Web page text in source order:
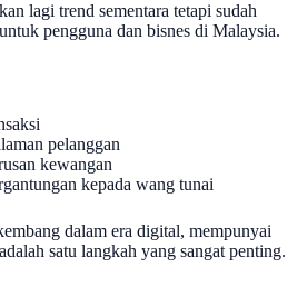
lagi trend sementara tetapi sudah
pengguna dan bisnes di Malaysia.
pelanggan
kewangan
kepada wang tunai
dalam era digital, mempunyai
satu langkah yang sangat penting.